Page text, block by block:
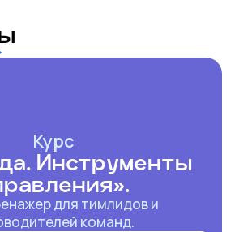
Курс
Инструменты
для тимлидов и
команд.